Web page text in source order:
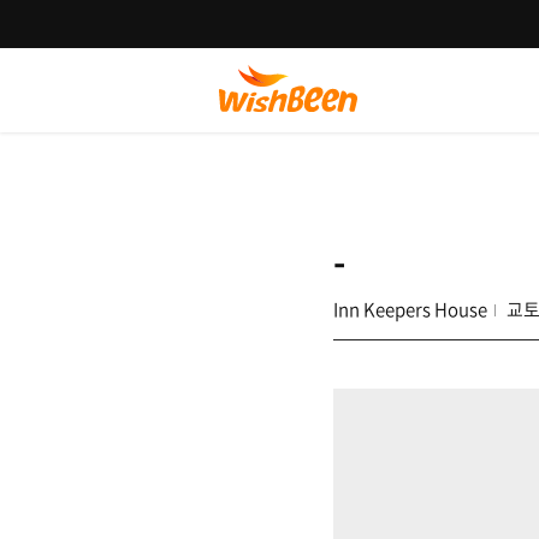
-
Inn Keepers House 교